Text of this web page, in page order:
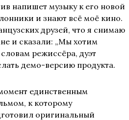
напишет музыку к его новой
и знают всё моё кино.
друзей, что я снимаю
и сказали: „Мы хотим
режиссёра, дуэт
демо-версию продукта.
единственным
к которому
оригинальный